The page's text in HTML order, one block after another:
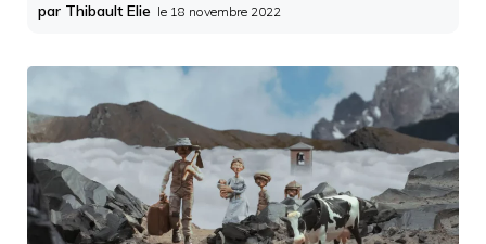
par Thibault Elie le 18 novembre 2022